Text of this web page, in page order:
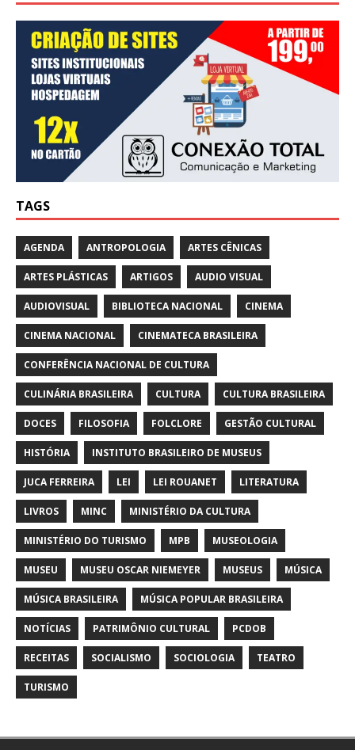
TAGS
AGENDA ANTROPOLOGIA ARTES CÊNICAS
ARTES PLÁSTICAS ARTIGOS AUDIO VISUAL
AUDIOVISUAL BIBLIOTECA NACIONAL CINEMA
CINEMA NACIONAL CINEMATECA BRASILEIRA
CONFERÊNCIA NACIONAL DE CULTURA
CULINÁRIA BRASILEIRA CULTURA CULTURA BRASILEIRA
DOCES FILOSOFIA FOLCLORE GESTÃO CULTURAL
HISTÓRIA INSTITUTO BRASILEIRO DE MUSEUS
JUCA FERREIRA LEI LEI ROUANET LITERATURA
LIVROS MINC MINISTÉRIO DA CULTURA
MINISTÉRIO DO TURISMO MPB MUSEOLOGIA
MUSEU MUSEU OSCAR NIEMEYER MUSEUS MÚSICA
MÚSICA BRASILEIRA MÚSICA POPULAR BRASILEIRA
NOTÍCIAS PATRIMÔNIO CULTURAL PCDOB
RECEITAS SOCIALISMO SOCIOLOGIA TEATRO
TURISMO